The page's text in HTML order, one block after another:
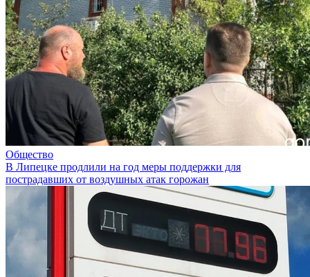
Общество
В Липецке продлили на год меры поддержки для
пострадавших от воздушных атак горожан